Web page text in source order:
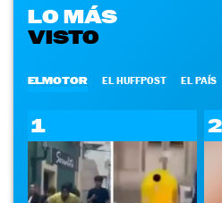
LO MÁS
VISTO
ELMOTOR EL HUFFPOST EL PAÍS
1 2